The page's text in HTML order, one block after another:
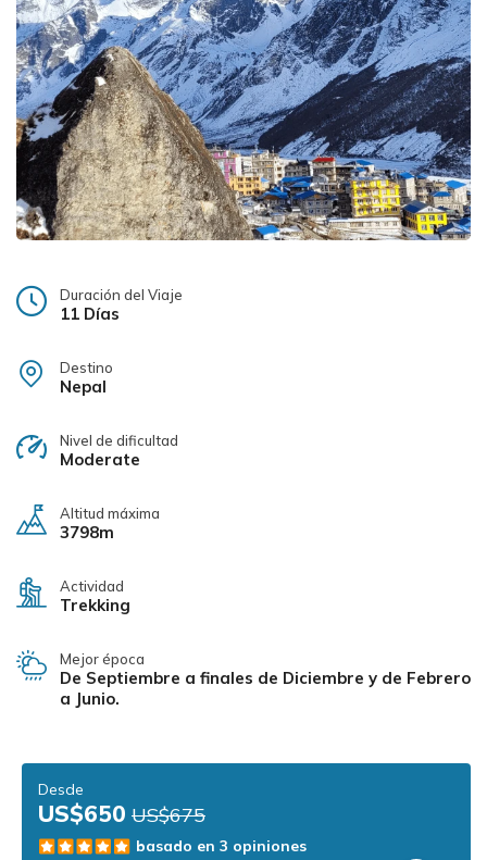
Duración del Viaje
11 Días
Destino
Nepal
Nivel de dificultad
Moderate
Altitud máxima
3798m
Actividad
Trekking
Mejor época
De Septiembre a finales de Diciembre y de Febrero
a Junio.
Desde
US$650 US$675
basado en 3 opiniones